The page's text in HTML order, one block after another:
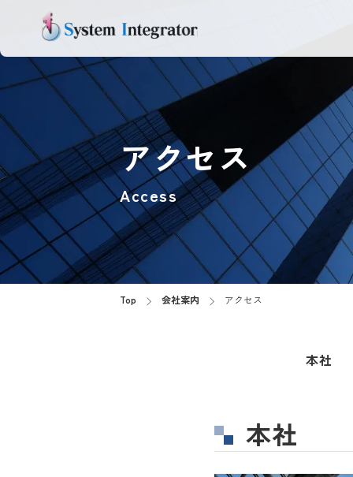
アクセス
Access
Top 会社案内 アクセス
本社
本社